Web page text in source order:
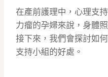
在產前護理中，心理支
力瘤的孕婦來說，身體
接下來，我們會探討如
支持小組的好處。